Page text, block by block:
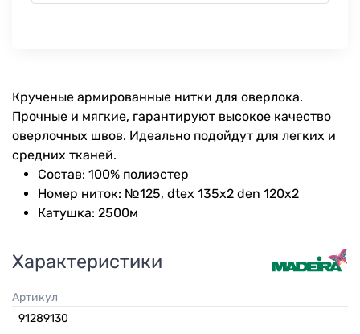
Крученые армированные нитки для оверлока.
Прочные и мягкие, гарантируют высокое качество
оверлочных швов. Идеально подойдут для легких и
средних тканей.
Состав: 100% полиэстер
Номер ниток: №125, dtex 135x2 den 120x2
Катушка: 2500м
Характеристики
Артикул
91289130